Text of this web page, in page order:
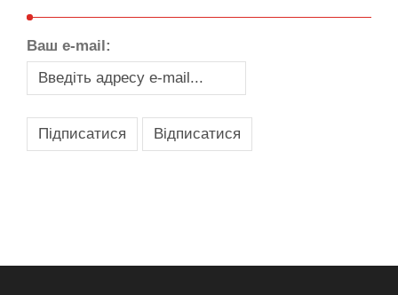
Ваш e-mail: